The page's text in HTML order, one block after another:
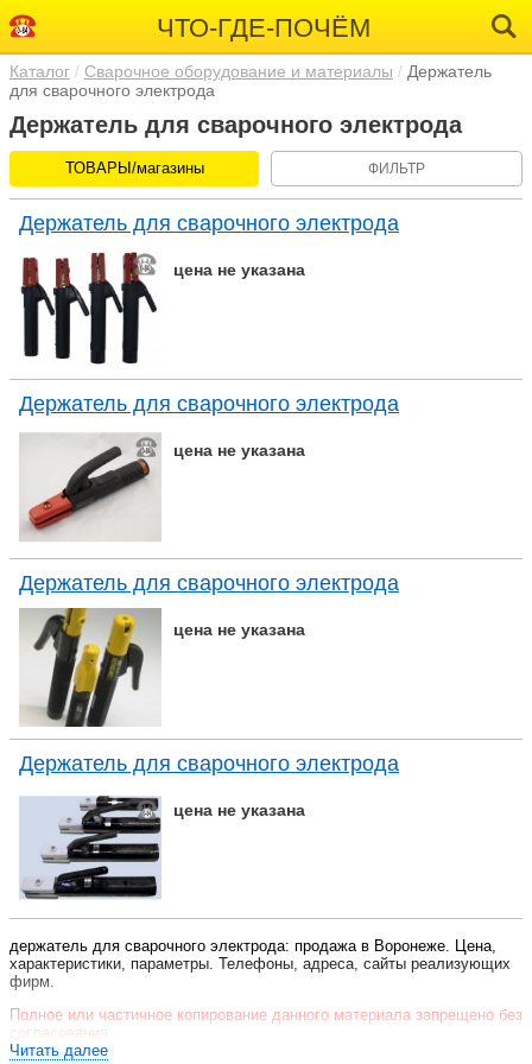
ЧТО-ГДЕ-ПОЧЁМ
Каталог Сварочное оборудование и материалы
Держатель
для сварочного электрода
Держатель для сварочного электрода
ТОВАРЫ/магазины ФИЛЬТР
Держатель для сварочного электрода
цена не указана
Держатель для сварочного электрода
цена не указана
Держатель для сварочного электрода
цена не указана
Держатель для сварочного электрода
цена не указана
держатель для сварочного электрода: продажа в Воронеже. Цена,
характеристики, параметры. Телефоны, адреса, сайты реализующих
фирм.
Полное или частичное копирование данного материала запрещено без
согласования.
Читать далее